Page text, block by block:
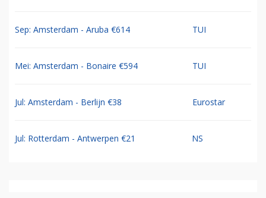
Sep: Amsterdam - Aruba €614 TUI
Mei: Amsterdam - Bonaire €594 TUI
Jul: Amsterdam - Berlijn €38 Eurostar
Jul: Rotterdam - Antwerpen €21 NS